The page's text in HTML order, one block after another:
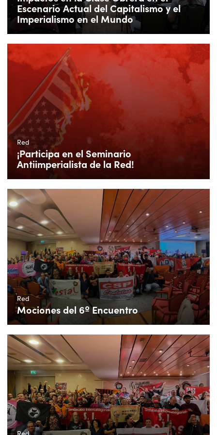
Escenario Actual del Capitalismo y el
Imperialismo en el Mundo
Red
¡Participa en el Seminario
Antiimperialista de la Red!
Red
Mociones del 6º Encuentro